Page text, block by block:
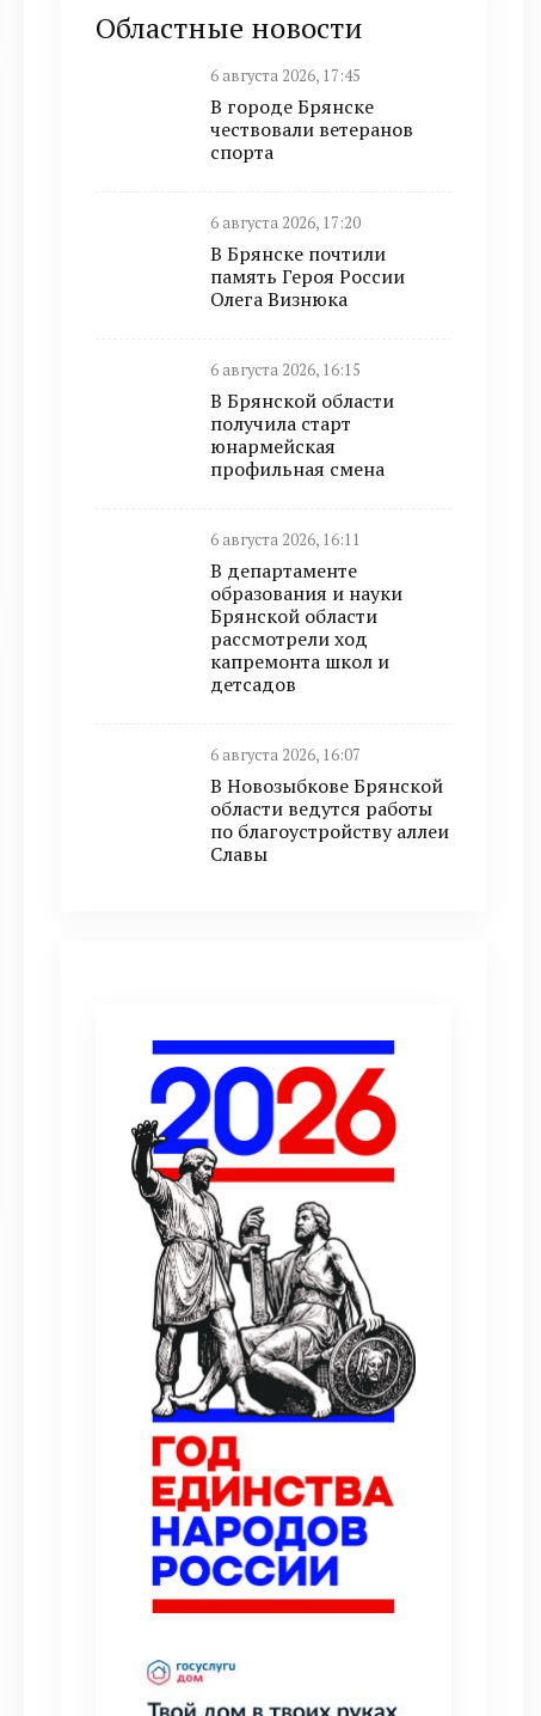
Областные новости
6 августа 2026, 17:45
В городе Брянске
чествовали ветеранов
спорта
6 августа 2026, 17:20
В Брянске почтили
память Героя России
Олега Визнюка
6 августа 2026, 16:15
В Брянской области
получила старт
юнармейская
профильная смена
6 августа 2026, 16:11
В департаменте
образования и науки
Брянской области
рассмотрели ход
капремонта школ и
детсадов
6 августа 2026, 16:07
В Новозыбкове Брянской
области ведутся работы
по благоустройству аллеи
Славы